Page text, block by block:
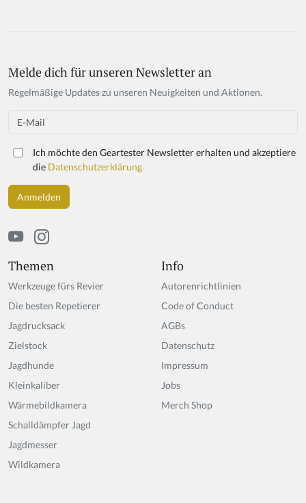
Themen
Werkzeuge fürs Revier
Die besten Repetierer
Jagdrucksack
Zielstock
Jagdhunde
Kleinkaliber
Wärmebildkamera
Schalldämpfer Jagd
Jagdmesser
Wildkamera
Info
Autorenrichtlinien
Code of Conduct
AGBs
Datenschutz
Impressum
Jobs
Merch Shop
Melde dich für unseren Newsletter an
Regelmäßige Updates zu unseren Neuigkeiten und Aktionen.
Email
Ich möchte den Geartester Newsletter erhalten und akzeptiere
die Datenschutzerklärung